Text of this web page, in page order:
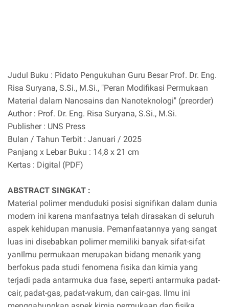
Judul Buku : Pidato Pengukuhan Guru Besar Prof. Dr. Eng.
Risa Suryana, S.Si., M.Si., "Peran Modifikasi Permukaan
Material dalam Nanosains dan Nanoteknologi" (preorder)
Author : Prof. Dr. Eng. Risa Suryana, S.Si., M.Si.
Publisher : UNS Press
Bulan / Tahun Terbit : Januari / 2025
Panjang x Lebar Buku : 14,8 x 21 cm
Kertas : Digital (PDF)
ABSTRACT SINGKAT :
Material polimer menduduki posisi signifikan dalam dunia
modern ini karena manfaatnya telah dirasakan di seluruh
aspek kehidupan manusia. Pemanfaatannya yang sangat
luas ini disebabkan polimer memiliki banyak sifat-sifat
yanIlmu permukaan merupakan bidang menarik yang
berfokus pada studi fenomena fisika dan kimia yang
terjadi pada antarmuka dua fase, seperti antarmuka padat-
cair, padat-gas, padat-vakum, dan cair-gas. Ilmu ini